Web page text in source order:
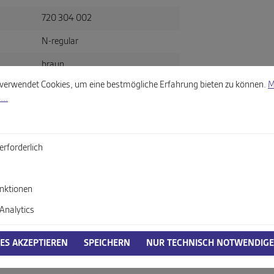
GPSR)
720 304 002
N-regular
braun
Synthetik
Cookies, um eine bestmögliche Erfahrung bieten zu können.
Cookies, um eine bestmögliche Erfahrung bieten zu können.
erforderlich
AKZEPTIEREN SPEICHERN NUR TECHNISCH NOTWENDIGE